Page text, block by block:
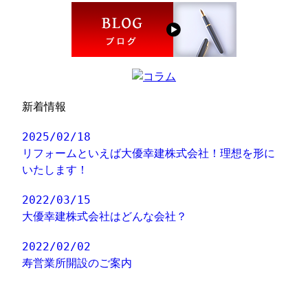
新着情報
2025/02/18
リフォームといえば大優幸建株式会社！理想を形に
いたします！
2022/03/15
大優幸建株式会社はどんな会社？
2022/02/02
寿営業所開設のご案内